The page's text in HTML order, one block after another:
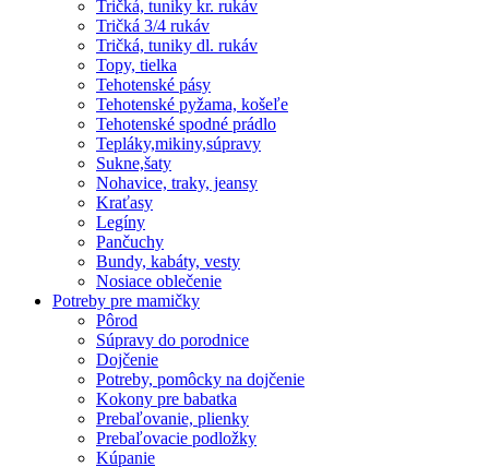
Tričká, tuniky kr. rukáv
Tričká 3/4 rukáv
Tričká, tuniky dl. rukáv
Topy, tielka
Tehotenské pásy
Tehotenské pyžama, košeľe
Tehotenské spodné prádlo
Tepláky,mikiny,súpravy
Sukne,šaty
Nohavice, traky, jeansy
Kraťasy
Legíny
Pančuchy
Bundy, kabáty, vesty
Nosiace oblečenie
Potreby pre mamičky
Pôrod
Súpravy do porodnice
Dojčenie
Potreby, pomôcky na dojčenie
Kokony pre babatka
Prebaľovanie, plienky
Prebaľovacie podložky
Kúpanie